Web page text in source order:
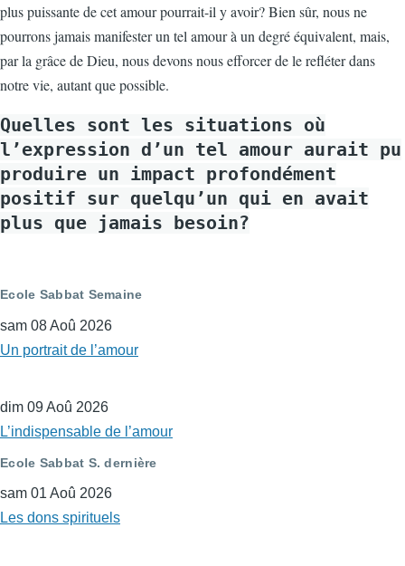
plus puissante de cet amour pourrait-il y avoir? Bien sûr, nous ne
pourrons jamais manifester un tel amour à un degré équivalent, mais,
par la grâce de Dieu, nous devons nous efforcer de le refléter dans
notre vie, autant que possible.
Quelles sont les situations où
l’expression d’un tel amour aurait pu
produire un impact profondément
positif sur quelqu’un qui en avait
plus que jamais besoin?
Ecole Sabbat Semaine
sam 08 Aoû 2026
Un portrait de l’amour
dim 09 Aoû 2026
L’indispensable de l’amour
Ecole Sabbat S. dernière
sam 01 Aoû 2026
Les dons spirituels